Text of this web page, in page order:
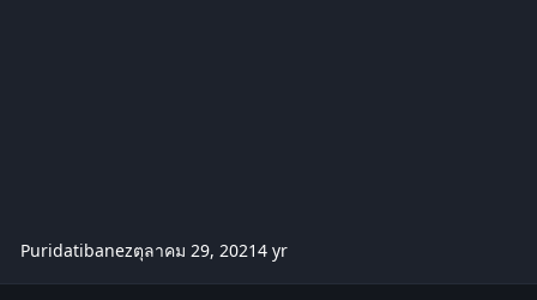
Puridatibanezตุลาคม 29, 20214 yr